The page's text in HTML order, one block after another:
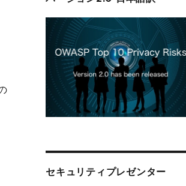
sudan 影響対処、デジタル庁 サービ
セキュリティプレゼンター